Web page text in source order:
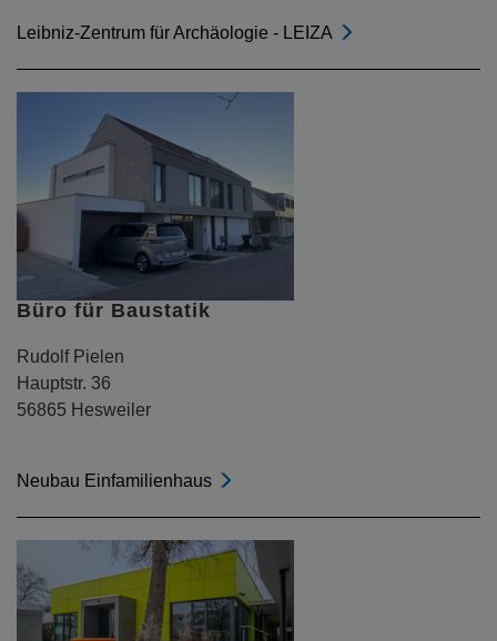
Leibniz-Zentrum für Archäologie - LEIZA
Büro für Baustatik
Rudolf Pielen
Hauptstr. 36
56865 Hesweiler
Neubau Einfamilienhaus